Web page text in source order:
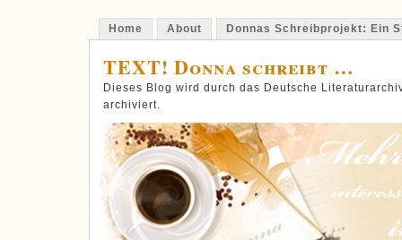
Home About Donnas Schreibprojekt: Ein
TEXT! Donna schreibt …
Dieses Blog wird durch das Deutsche
archiviert.